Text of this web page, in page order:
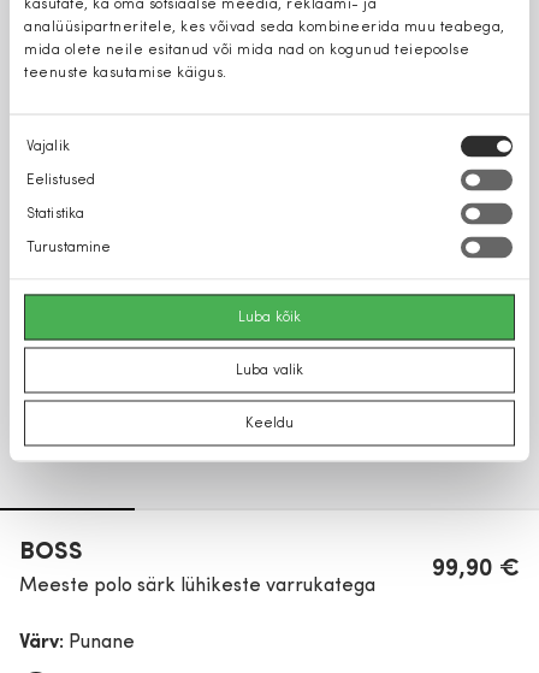
kasutate, ka oma sotsiaalse meedia, reklaami- ja
analüüsipartneritele, kes võivad seda kombineerida muu teabega,
mida olete neile esitanud või mida nad on kogunud teiepoolse
teenuste kasutamise käigus.
Nõusoleku
valik
Vajalik
Eelistused
Statistika
Turustamine
Luba kõik
Luba valik
Keeldu
BOSS
Meeste polo särk lühikeste varrukatega
99,90 €
Värv: Punane